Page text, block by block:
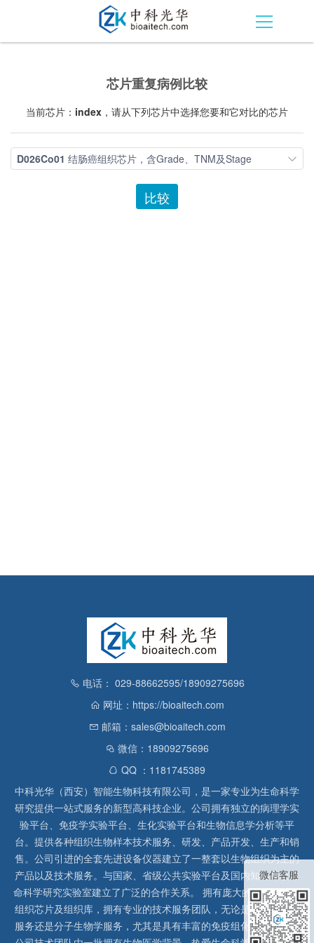
芯片重复病例比较
当前芯片： index ，请从下列芯片中选择您要和它对比的芯片
D026Co01 结肠癌组织芯片，含Grade、TNM及Stage
比较
电话： 029-88662595/18909275696
网址：https://bioaitech.com
邮箱：sales@bioaitech.com
微信：18909275696
QQ ：1181745389
中科光华（西安）智能生物科技有限公司，是一家专业为生命科学
研究提供一站式服务的新型高科技企业。公司拥有独立的病理学实
验平台、免疫学实验平台、生化实验平台和生物信息学分析等平
台。提供各种组织生物样本技术服务、研发、产品开发、生产和销
售。公司引进的全套先进设备仪器建立了一整套以生物组织为主的
产品以及技术服务。与国家、省级公共实验平台及国内知名高校生
命科学研究实验室建立了广泛的合作关系。 拥有庞大的石蜡、冰冻
组织芯片及组织库，拥有专业的技术服务团队，无论是形态病理学
服务还是分子生物学服务，尤其是具有丰富的免疫组化实验经验，
微信客服